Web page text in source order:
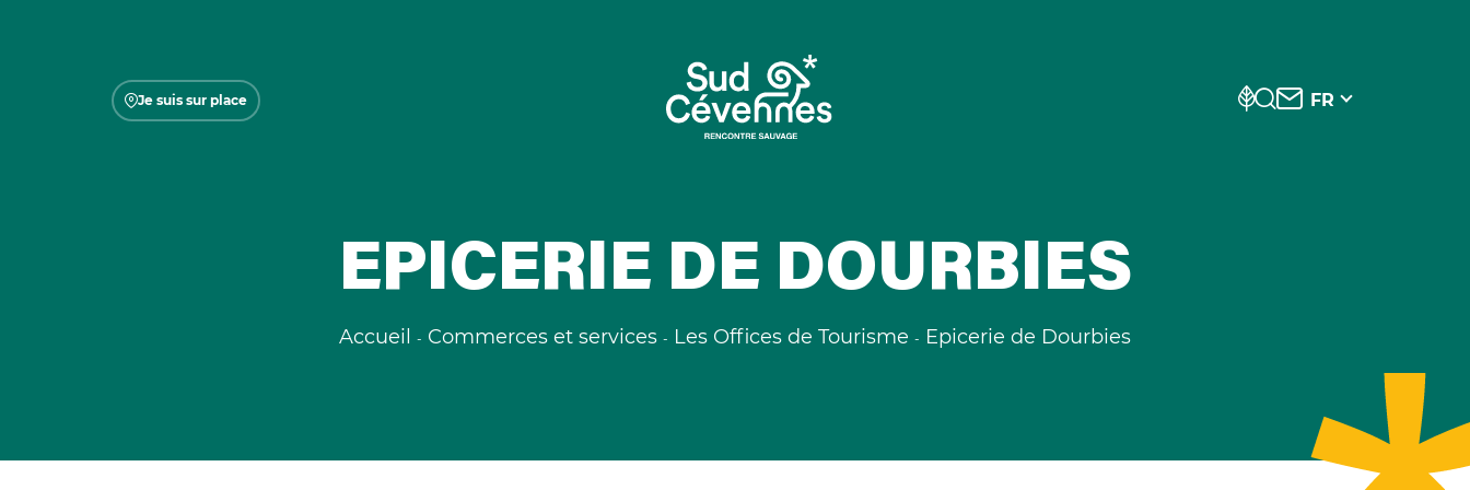
Je suis sur place FR
EPICERIE DE DOURBIES
Accueil Commerces et services Les Offices de Tourisme Epicerie de Dourbies